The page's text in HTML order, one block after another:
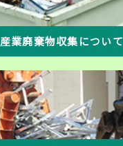
産業廃棄物収集について